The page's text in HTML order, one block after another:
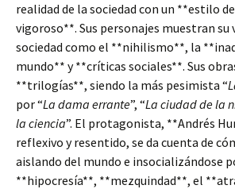
realidad de la sociedad con un **estilo
vigoroso**. Sus personajes muestran su
sociedad como el **nihilismo**, la
mundo** y **críticas sociales**. Sus
**trilogías**, siendo la más pesimista “
por “La dama errante”, “La ciudad de la
la ciencia”. El protagonista, **Andrés
reflexivo y resentido, se da cuenta de
aislando del mundo e insocializándose
**hipocresía**, **mezquindad**, el